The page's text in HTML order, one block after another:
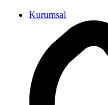
İçeriğeKurumsal